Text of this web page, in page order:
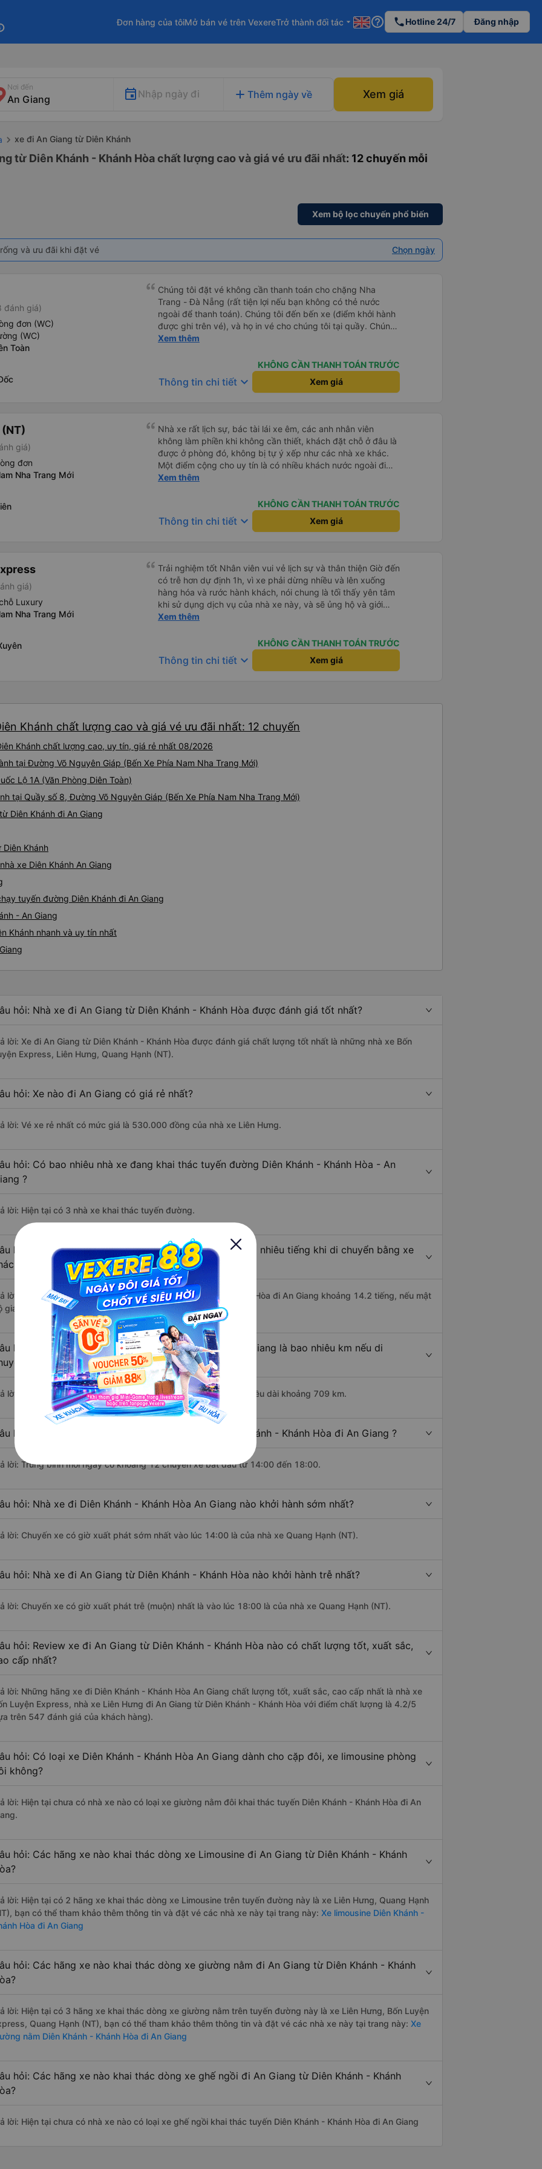
Đơn hàng của tôiMở bán vé trên VexereTrở thành đối tác arrow_drop_down help_outline phoneHotline 24/7 Đăng nhập
Nơi đến
Nhập ngày đi add Thêm ngày về Xem giá
xe đi An Giang từ Diên Khánh
từ Diên Khánh - Khánh Hòa chất lượng cao và giá vé ưu đãi nhất: 12 chuyến mỗi
Xem bộ lọc chuyến phổ biến
và ưu đãi khi đặt vé Chọn ngày
đánh giá)
đơn (WC)
(WC)
Toàn
Chúng tôi đặt vé không cần thanh toán cho chặng Nha
Trang - Đà Nẵng (rất tiện lợi nếu bạn không có thẻ nước
ngoài để thanh toán). Chúng tôi đến bến xe (điểm khởi hành
được ghi trên vé), và họ in vé cho chúng tôi tại quầy. Chúng
tôi cũng quyết định mua vé chiều về trực tiếp tại quầy, vì giá
buýt nhỏ đến điểm hẹn, sau đó chuyển sang xe giường nằm.
Tôi khuyên bạn nên mang theo áo len ấm hoặc áo khoác
mỏng, vì thỉnh thoảng trời khá lạnh, và chăn mền thì hơi cũ,
từ Đà Nẵng (bến xe Đà Nẵng, Nhà ga B2, Lối ra 8) trên một
loại xe buýt khác với ba hàng ghế ngả. Xe ít rộng rãi hơn,
nhưng vẫn khá thoải mái và tốt hơn nhiều so với một chuyến
đi 8-10 tiếng ngồi một chỗ. Chúng tôi cũng dừng lại gần Nha
Trang và sau đó được đưa đến ga bằng xe buýt nhỏ. Họ
cũng vận chuyển hàng hóa trong suốt chuyến đi, và có thể
công ty này và đặt chỗ ngồi VIP.
Xem thêm
KHÔNG CẦN THANH TOÁN TRƯỚC
Thông tin chi tiết keyboard_arrow_down Xem giá
giá)
đơn
Nha Trang Mới
Nhà xe rất lịch sự, bác tài lái xe êm, các anh nhân viên
không làm phiền khi không cần thiết, khách đặt chỗ ở đâu là
được ở phòng đó, không bị tự ý xếp như các nhà xe khác.
Một điểm cộng cho uy tín là có nhiều khách nước ngoài đi
Xem thêm
KHÔNG CẦN THANH TOÁN TRƯỚC
Thông tin chi tiết keyboard_arrow_down Xem giá
giá)
Luxury
Nha Trang Mới
Trải nghiệm tốt Nhân viên vui vẻ lịch sự và thân thiện Giờ đến
có trễ hơn dự định 1h, vì xe phải dừng nhiều và lên xuống
hàng hóa và rước hành khách, nói chung là tối thấy yên tâm
khi sử dụng dịch vụ của nhà xe này, và sẽ ủng hộ và giới
thiệu cho người thân sử dụng dịch vụ của nhà xe này
Xem thêm
KHÔNG CẦN THANH TOÁN TRƯỚC
Thông tin chi tiết keyboard_arrow_down Xem giá
Khánh chất lượng cao và giá vé ưu đãi nhất: 12 chuyến
Khánh chất lượng cao, uy tín, giá rẻ nhất 08/2026
tại Đường Võ Nguyên Giáp (Bến Xe Phía Nam Nha Trang Mới)
Lộ 1A (Văn Phòng Diên Toàn)
tại Quầy số 8, Đường Võ Nguyên Giáp (Bến Xe Phía Nam Nha Trang Mới)
Diên Khánh đi An Giang
Khánh
xe Diên Khánh An Giang
tuyến đường Diên Khánh đi An Giang
- An Giang
Khánh nhanh và uy tín nhất
hỏi: Nhà xe đi An Giang từ Diên Khánh - Khánh Hòa được đánh giá tốt nhất?
lời: Xe đi An Giang từ Diên Khánh - Khánh Hòa được đánh giá chất lượng tốt nhất là những nhà xe Bốn
Express, Liên Hưng, Quang Hạnh (NT).
hỏi: Xe nào đi An Giang có giá rẻ nhất?
lời: Vé xe rẻ nhất có mức giá là 530.000 đồng của nhà xe Liên Hưng.
hỏi: Có bao nhiêu nhà xe đang khai thác tuyến đường Diên Khánh - Khánh Hòa - An
?
lời: Hiện tại có 3 nhà xe khai thác tuyến đường.
hỏi: Từ Diên Khánh - Khánh Hòa đi An Giang mất bao nhiêu tiếng khi di chuyển bằng xe
lời: Thời gian di chuyển bằng xe khách từ Diên Khánh - Khánh Hòa đi An Giang khoảng 14.2 tiếng, nếu mật
giao thông thuận lợi.
hỏi: Khoảng cách từ Diên Khánh - Khánh Hòa đi An Giang là bao nhiêu km nếu di
bằng xe khách?
lời: Đoạn đường đi An Giang từ Diên Khánh - Khánh Hòa có chiều dài khoảng 709 km.
hỏi: Mỗi ngày có bao nhiêu chuyến xe khách Diên Khánh - Khánh Hòa đi An Giang ?
lời: Trung bình mỗi ngày có khoảng 12 chuyến xe bắt đầu từ 14:00 đến 18:00.
hỏi: Nhà xe đi Diên Khánh - Khánh Hòa An Giang nào khởi hành sớm nhất?
lời: Chuyến xe có giờ xuất phát sớm nhất vào lúc 14:00 là của nhà xe Quang Hạnh (NT).
hỏi: Nhà xe đi An Giang từ Diên Khánh - Khánh Hòa nào khởi hành trễ nhất?
lời: Chuyến xe có giờ xuất phát trễ (muộn) nhất là vào lúc 18:00 là của nhà xe Quang Hạnh (NT).
hỏi: Review xe đi An Giang từ Diên Khánh - Khánh Hòa nào có chất lượng tốt, xuất sắc,
cấp nhất?
lời: Những hãng xe đi Diên Khánh - Khánh Hòa An Giang chất lượng tốt, xuất sắc, cao cấp nhất là nhà xe
Luyện Express, nhà xe Liên Hưng đi An Giang từ Diên Khánh - Khánh Hòa với điểm chất lượng là 4.2/5
trên 547 đánh giá của khách hàng).
hỏi: Có loại xe Diên Khánh - Khánh Hòa An Giang dành cho cặp đôi, xe limousine phòng
không?
lời: Hiện tại chưa có nhà xe nào có loại xe giường nằm đôi khai thác tuyến Diên Khánh - Khánh Hòa đi An
hỏi: Các hãng xe nào khai thác dòng xe Limousine đi An Giang từ Diên Khánh - Khánh
lời: Hiện tại có 2 hãng xe khai thác dòng xe Limousine trên tuyến đường này là xe Liên Hưng, Quang Hạnh
bạn có thể tham khảo thêm thông tin và đặt vé các nhà xe này tại trang này: Xe limousine Diên Khánh -
Hòa đi An Giang
hỏi: Các hãng xe nào khai thác dòng xe giường nằm đi An Giang từ Diên Khánh - Khánh
lời: Hiện tại có 3 hãng xe khai thác dòng xe giường nằm trên tuyến đường này là xe Liên Hưng, Bốn Luyện
Quang Hạnh (NT), bạn có thể tham khảo thêm thông tin và đặt vé các nhà xe này tại trang này: Xe
nằm Diên Khánh - Khánh Hòa đi An Giang
hỏi: Các hãng xe nào khai thác dòng xe ghế ngồi đi An Giang từ Diên Khánh - Khánh
lời: Hiện tại chưa có nhà xe nào có loại xe ghế ngồi khai thác tuyến Diên Khánh - Khánh Hòa đi An Giang